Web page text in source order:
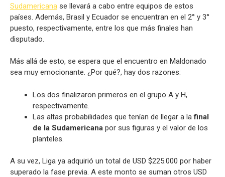
Sudamericana se llevará a cabo entre equipos de estos
países. Además, Brasil y Ecuador se encuentran en el 2° y 3°
puesto, respectivamente, entre los que más finales han
disputado.
Más allá de esto, se espera que el encuentro en Maldonado
sea muy emocionante. ¿Por qué?, hay dos razones:
Los dos finalizaron primeros en el grupo A y H,
respectivamente.
Las altas probabilidades que tenían de llegar a lafinal
de la Sudamericana por sus figuras y el valor de los
planteles.
A su vez, Liga ya adquirió un total de USD $225.000 por haber
superado la fase previa. A este monto se suman otros USD